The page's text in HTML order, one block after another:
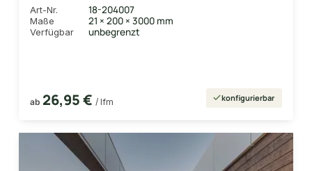
Art-Nr. 18-204007
Maße 21 × 200 × 3000 mm
Verfügbar unbegrenzt
ab 26,95 € / lfm konfigurierbar